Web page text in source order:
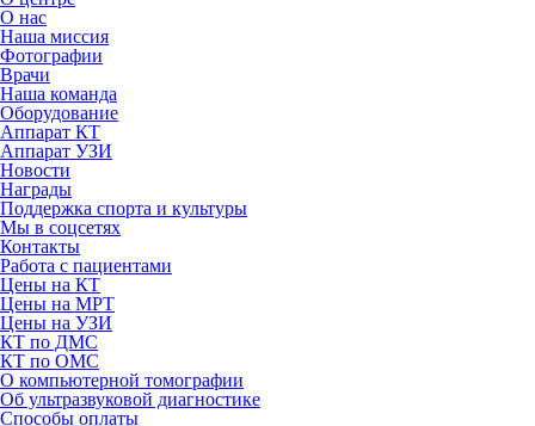
О нас
Наша миссия
Фотографии
Врачи
Наша команда
Оборудование
Аппарат КТ
Аппарат УЗИ
Новости
Награды
Поддержка спорта и культуры
Мы в соцсетях
Контакты
Работа с пациентами
Цены на КТ
Цены на МРТ
Цены на УЗИ
КТ по ДМС
КТ по ОМС
О компьютерной томографии
Об ультразвуковой диагностике
Способы оплаты